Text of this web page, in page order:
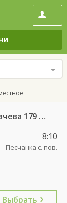
Саратов АВ Центральный ул им Пугачева 179 А — Петровск (ул Московская 101)
8:10
Песчанка с. пов.
Выбрать